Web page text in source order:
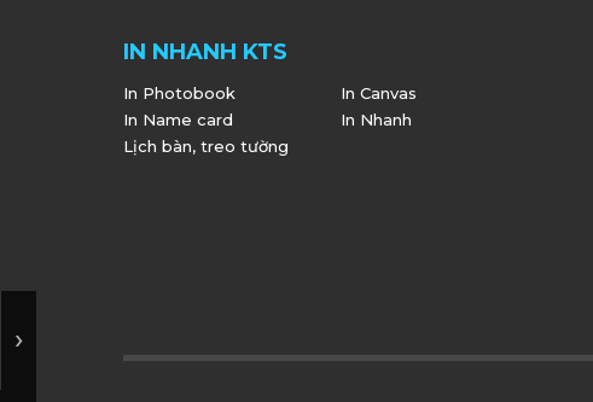
IN NHANH KTS
In Photobook
In Canvas
In Name card
In Nhanh
Lịch bàn, treo tường